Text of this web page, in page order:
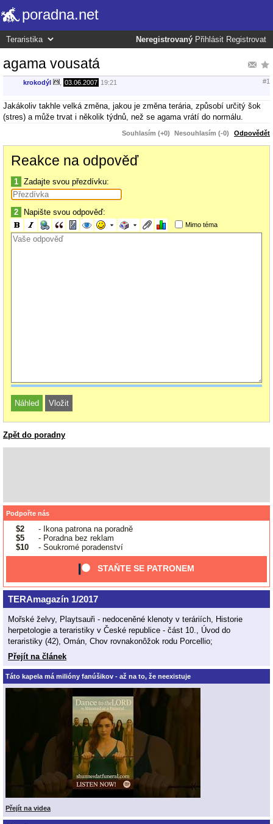
poradna.net
Neregistrovaný Přihlásit Registrovat
agama vousatá
krokodýl 03.06.2007 19:21 #1
Jakákoliv takhle velká změna, jakou je změna terária, způsobí určitý šok
(stres) a může trvat i několik týdnů, než se agama vrátí do normálu.
Souhlasím (+0) Nesouhlasím (-0) Odpovědět
Reakce na odpověď
1 Zadajte svou přezdívku:
2 Napište svou odpověď:
Mimo téma
Zpět do poradny
Podpořte nás
$2
- Ikona patrona na poradně
$5
- Poradna bez reklam
$10
- Soukromé poradenství
STAŇTE SE PATRONEM
TERAmagazín 1/2017
Mořské želvy, Playtsauři - nedoceněné klenoty v teráriích, Historie
herpetologie a teraristiky v České republice - část 10., Úvod do
teraristiky (42), Omán, Chov rovnakonôžok rodu Porcellio;
Přejít na článek
Táto kapela má milióny fanúšikov - až na to, že neexistuje
Přejít na videa